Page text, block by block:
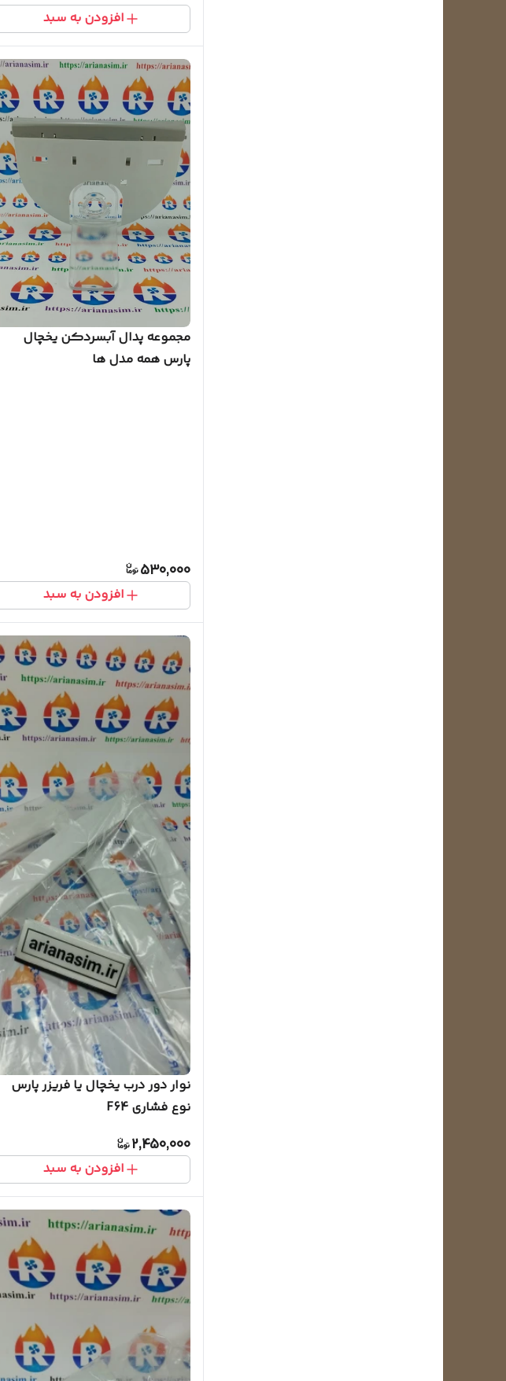
افزودن به سبد
مجموعه پدال آبسردکن یخچال
پارس همه مدل ها
530,000
افزودن به سبد
نوار دور درب یخچال یا فریزر پارس
نوع فشاری F64
2,450,000
افزودن به سبد